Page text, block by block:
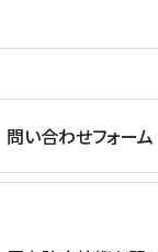
問い合わせフォーム